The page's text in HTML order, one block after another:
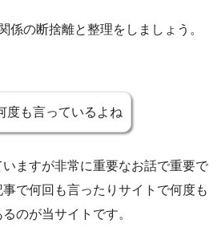
係の断捨離と整理をしましょう。
度も言っているよね
ますが非常に重要なお話で重要で
で何回も言ったりサイトで何度も
のが当サイトです。